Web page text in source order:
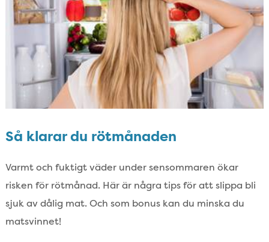
Så klarar du rötmånaden
Varmt och fuktigt väder under sensommaren ökar
risken för rötmånad.​ Här är några tips för att slippa bli
sjuk av dålig mat.​ Och som bonus kan du minska du
matsvinnet!